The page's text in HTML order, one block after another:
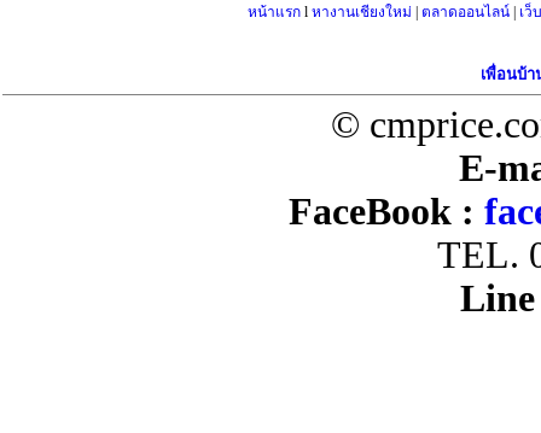
หน้าแรกl หางานเชียงใหม่ | ตลาดออนไลน์| เว็
เพื่อนบ้า
©
E-
FaceBook :
TEL.